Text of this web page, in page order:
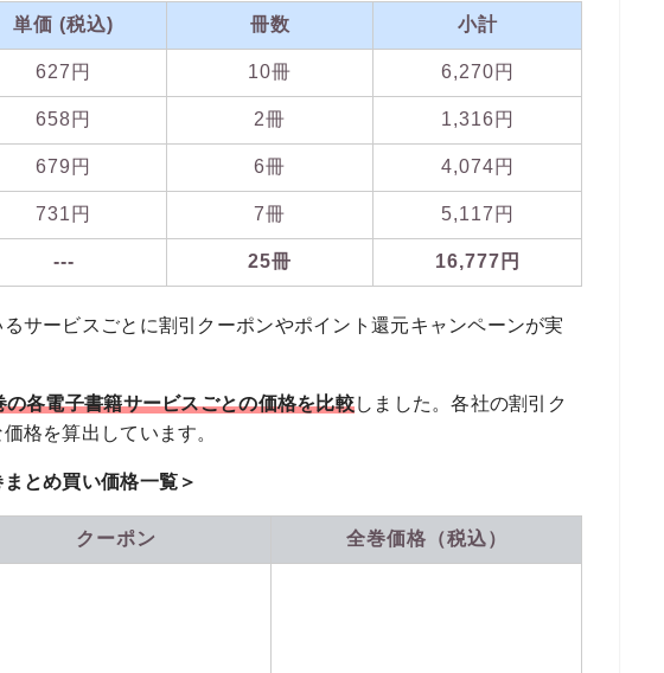
単価 (税込) 冊数 小計
627円 10冊 6,270円
658円 2冊 1,316円
679円 6冊 4,074円
731円 7冊 5,117円
--- 25冊 16,777円
サービスごとに割引クーポンやポイント還元キャンペーンが実
各電子書籍サービスごとの価格を比較しました。各社の割引ク
格を算出しています。
とめ買い価格一覧＞
クーポン 全巻価格（税込）